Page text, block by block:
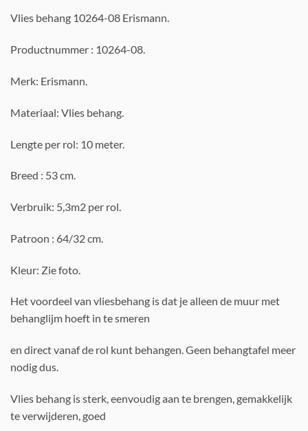
Vlies behang 10264-08 Erismann.
Productnummer : 10264-08.
Merk: Erismann.
Materiaal: Vlies behang.
Lengte per rol: 10 meter.
Breed : 53 cm.
Verbruik: 5,3m2 per rol.
Patroon : 64/32 cm.
Kleur: Zie foto.
Het voordeel van vliesbehang is dat je alleen de muur met
behanglijm hoeft in te smeren
en direct vanaf de rol kunt behangen. Geen behangtafel meer
nodig dus.
Vlies behang is sterk, eenvoudig aan te brengen, gemakkelijk
te verwijderen, goed